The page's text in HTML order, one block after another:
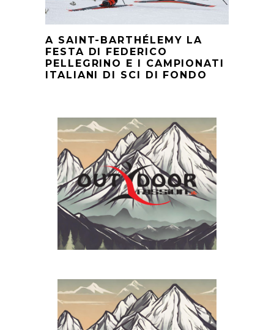
A SAINT-BARTHÉLEMY LA
FESTA DI FEDERICO
PELLEGRINO E I CAMPIONATI
ITALIANI DI SCI DI FONDO